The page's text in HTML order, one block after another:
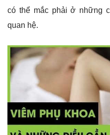
có thể mắc phải ở những
quan hệ.